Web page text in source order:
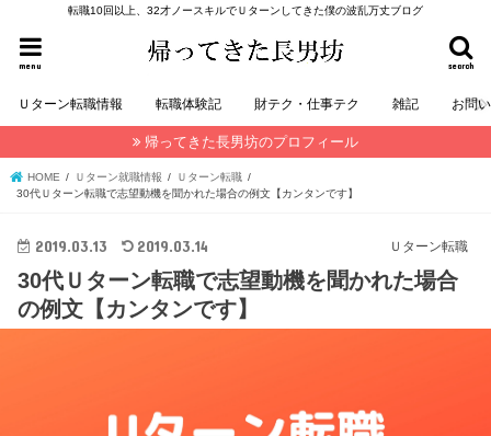
転職10回以上、32才ノースキルでＵターンしてきた僕の波乱万丈ブログ
search
menu
Ｕターン転職情報 転職体験記 財テク・仕事テク 雑記 お問
帰ってきた長男坊のプロフィール
HOME Ｕターン就職情報
Ｕターン転職
30代Ｕターン転職で志望動機を聞かれた場合の例文【カンタンです】
Ｕターン転職
2019.03.13 2019.03.14
30代Ｕターン転職で志望動機を聞かれた場合
の例文【カンタンです】